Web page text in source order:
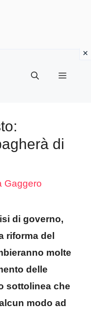
Menu
di
Gaggero
di governo,
riforma del
molte
delle
sottolinea che
modo ad